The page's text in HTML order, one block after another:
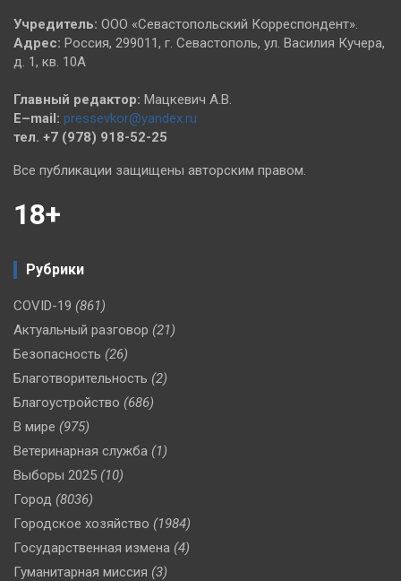
Учредитель: ООО «Севастопольский Корреспондент».
Адрес: Россия, 299011, г. Севастополь, ул. Василия Кучера,
д. 1, кв. 10А
Главный редактор: Мацкевич А.В.
E–mail: pressevkor@yandex.ru
тел. +7 (978) 918-52-25
Все публикации защищены авторским правом.
18+
Рубрики
COVID-19 (861)
Актуальный разговор (21)
Безопасность (26)
Благотворительность (2)
Благоустройство (686)
В мире (975)
Ветеринарная служба (1)
Выборы 2025 (10)
Город (8036)
Городское хозяйство (1984)
Государственная измена (4)
Гуманитарная миссия (3)